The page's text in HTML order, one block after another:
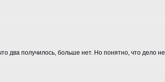
два получилось, больше нет. Но понятно, что дело